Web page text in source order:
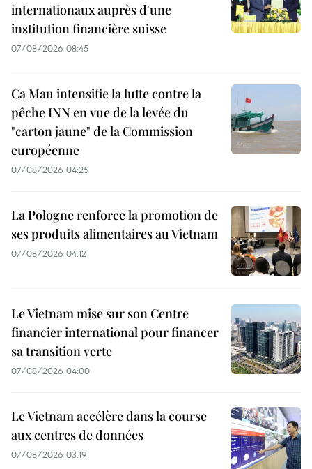
internationaux auprès d'une
institution financière suisse
07/08/2026 08:45
Ca Mau intensifie la lutte contre la
pêche INN en vue de la levée du
"carton jaune" de la Commission
européenne
07/08/2026 04:25
La Pologne renforce la promotion de
ses produits alimentaires au Vietnam
07/08/2026 04:12
Le Vietnam mise sur son Centre
financier international pour financer
sa transition verte
07/08/2026 04:00
Le Vietnam accélère dans la course
aux centres de données
07/08/2026 03:19